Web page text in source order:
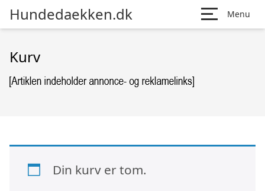
Hundedaekken.dk Menu
Kurv
Din kurv er tom.